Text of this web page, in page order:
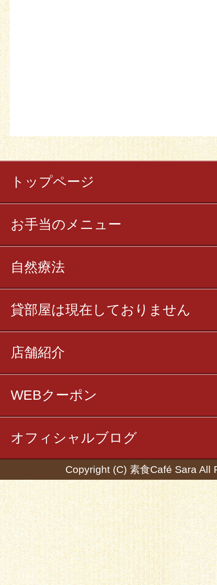
トップページ
お手当のメニュー
自然療法
貸部屋は現在しておりません
店舗紹介
WEBクーポン
オフィシャルブログ
Copyright (C) 素食Café Sara All